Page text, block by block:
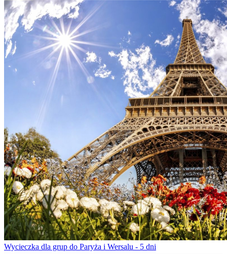
Wycieczka dla grup do Paryża i Wersalu - 5 dni